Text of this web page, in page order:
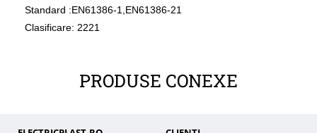
Standard :EN61386-1,EN61386-21
Clasificare: 2221
PRODUSE CONEXE